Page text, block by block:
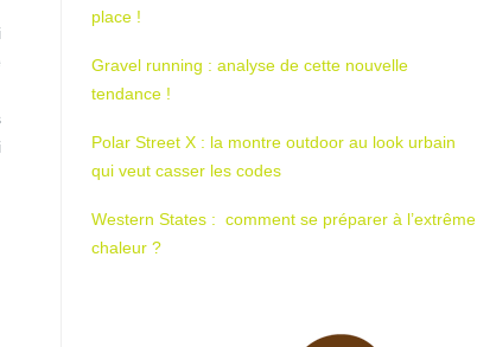
place !
Gravel running : analyse de cette nouvelle
tendance !
Polar Street X : la montre outdoor au look urbain
qui veut casser les codes
Western States : comment se préparer à l’extrême
chaleur ?